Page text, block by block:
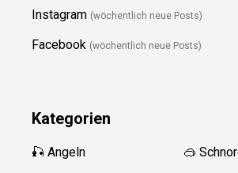
Instagram (wöchentlich neue Posts)
Facebook (wöchentlich neue Posts)
Kategorien
🎣 Angeln
🥽